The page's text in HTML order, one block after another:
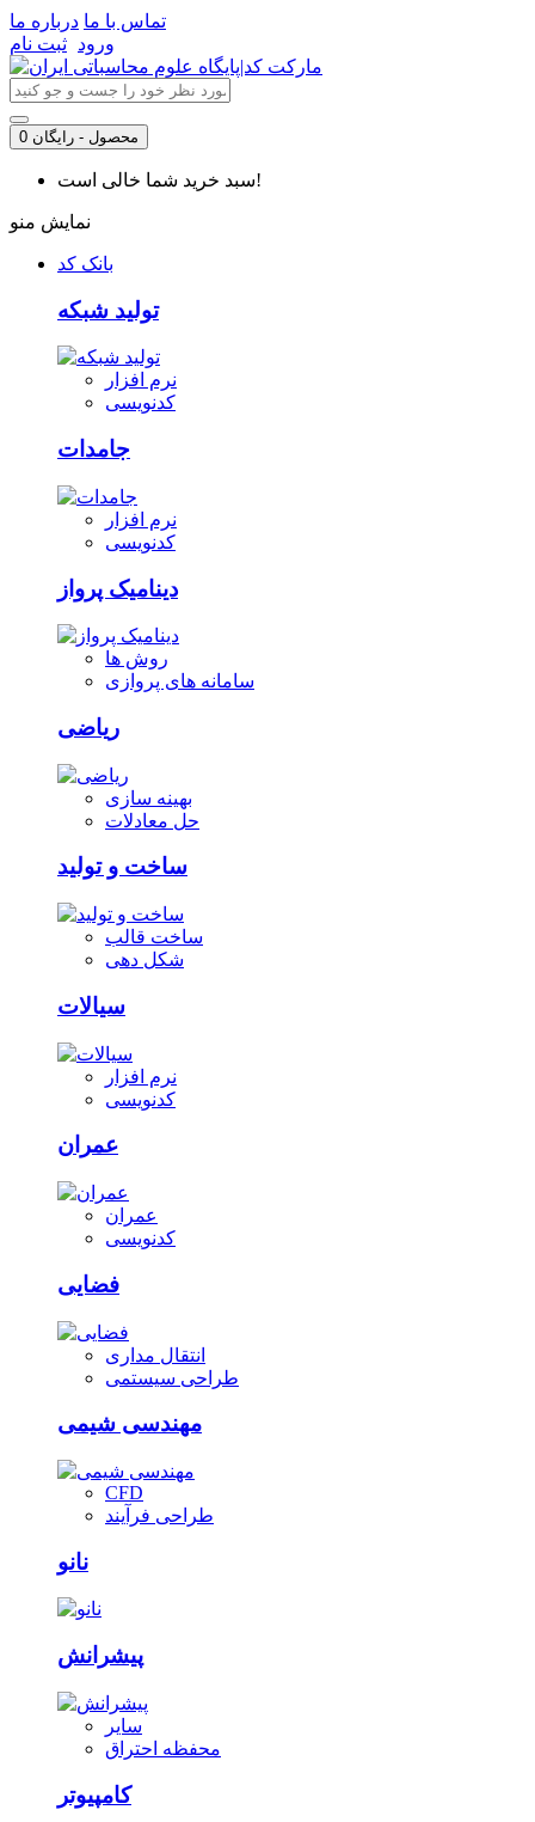
تماس با ما درباره ما
ورود ثبت نام
0 محصول - رایگان
سبد خرید شما خالی است!
نمایش منو
بانک کد
تولید شبکه
نرم افزار
کدنویسی
جامدات
نرم افزار
کدنویسی
دینامیک پرواز
روش ها
سامانه های پروازی
ریاضی
بهینه سازی
حل معادلات
ساخت و تولید
ساخت قالب
شکل دهی
سیالات
نرم افزار
کدنویسی
عمران
عمران
کدنویسی
فضایی
انتقال مداری
طراحی سیستمی
مهندسی شیمی
CFD
طراحی فرآیند
نانو
پیشرانش
سایر
محفظه احتراق
کامپیوتر